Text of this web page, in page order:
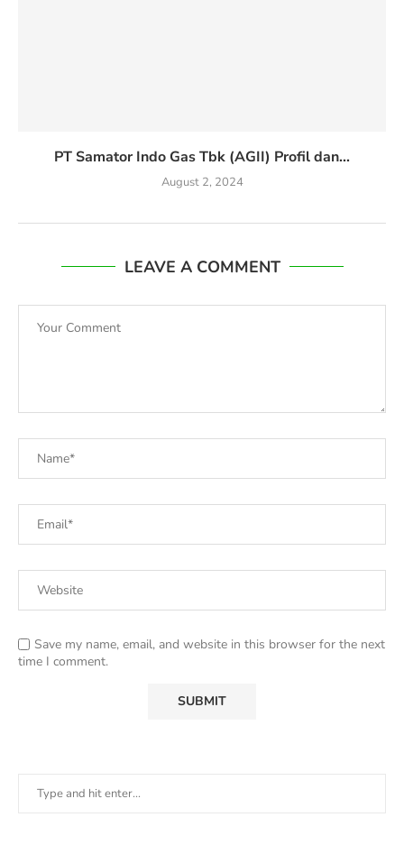
PT Samator Indo Gas Tbk (AGII) Profil dan...
August 2, 2024
LEAVE A COMMENT
Save my name, email, and website in this browser for the next
time I comment.